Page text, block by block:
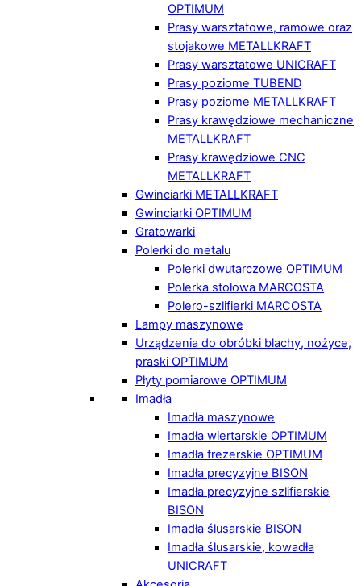
OPTIMUM
Prasy warsztatowe, ramowe oraz
stojakowe METALLKRAFT
Prasy warsztatowe UNICRAFT
Prasy poziome TUBEND
Prasy poziome METALLKRAFT
Prasy krawędziowe mechaniczne
METALLKRAFT
Prasy krawędziowe CNC
METALLKRAFT
Gwinciarki METALLKRAFT
Gwinciarki OPTIMUM
Gratowarki
Polerki do metalu
Polerki dwutarczowe OPTIMUM
Polerka stołowa MARCOSTA
Polero-szlifierki MARCOSTA
Lampy maszynowe
Urządzenia do obróbki blachy, nożyce,
praski OPTIMUM
Płyty pomiarowe OPTIMUM
Imadła
Imadła maszynowe
Imadła wiertarskie OPTIMUM
Imadła frezerskie OPTIMUM
Imadła precyzyjne BISON
Imadła precyzyjne szlifierskie
BISON
Imadła ślusarskie BISON
Imadła ślusarskie, kowadła
UNICRAFT